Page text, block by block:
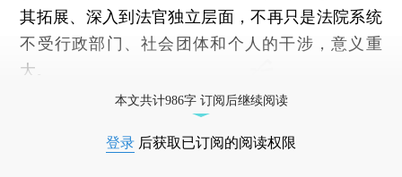
其拓展、深入到法官独立层面，不再只是法院系统
不受行政部门、社会团体和个人的干涉，意义重
大。
本文共计986字 订阅后继续阅读
登录 后获取已订阅的阅读权限